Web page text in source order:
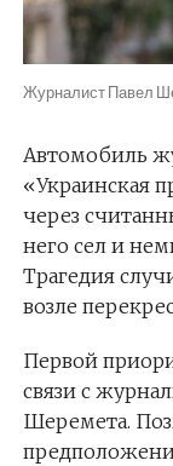
Журналист Павел
Автомобиль
«Украинская
через
него сел и
Трагедия
возле
Первой
связи с
Шеремета.